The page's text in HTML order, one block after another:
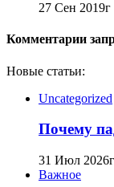
27 Сен 2019г
Комментарии
Новые статьи:
Uncategorized
Почему
31 Июл 2026г
Важное